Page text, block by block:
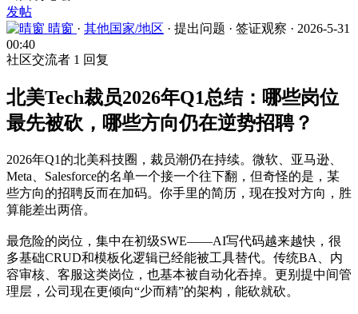
发帖
晴窗 · 其他国家/地区 · 提出问题 · 签证观察 · 2026-5-31
00:40
社区交流者 1 回复
北美Tech裁员2026年Q1总结：哪些岗位
最先被砍，哪些方向仍在逆势招聘？
2026年Q1的北美科技圈，裁员潮仍在持续。微软、亚马逊、
Meta、Salesforce的名单一个接一个往下翻，但奇怪的是，某
些方向的招聘反而在加码。你手里的简历，现在投对方向，胜
算能差出两倍。
最危险的岗位，集中在初级SWE——AI写代码越来越快，很
多基础CRUD和模板化逻辑已经能被工具替代。传统BA、内
容审核、客服这类岗位，也基本被自动化吞掉。更别提中间管
理层，公司现在更倾向“少而精”的架构，能砍就砍。